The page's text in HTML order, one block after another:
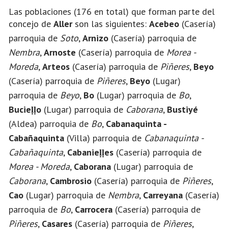
Las poblaciones (176 en total) que forman parte del
concejo de Allerson las siguientes: Acebeo (Casería)
parroquia de Soto, Arnizo (Casería) parroquia de
Nembra, Arnoste (Casería) parroquia de Morea -
Moreda, Arteos (Casería) parroquia de Piñeres, Beyo
(Casería) parroquia de Piñeres, Beyo (Lugar)
parroquia de Beyo, Bo (Lugar) parroquia de Bo,
Bucieḷḷo (Lugar) parroquia de Caborana, Bustiyé
(Aldea) parroquia de Bo, Cabanaquinta -
Cabañaquinta (Villa) parroquia de Cabanaquinta -
Cabañaquinta, Cabanieḷḷes (Casería) parroquia de
Morea - Moreda, Caborana (Lugar) parroquia de
Caborana, Cambrosio (Casería) parroquia de Piñeres,
Cao (Lugar) parroquia de Nembra, Carreyana (Casería)
parroquia de Bo, Carrocera (Casería) parroquia de
Piñeres, Casares (Casería) parroquia de Piñeres,